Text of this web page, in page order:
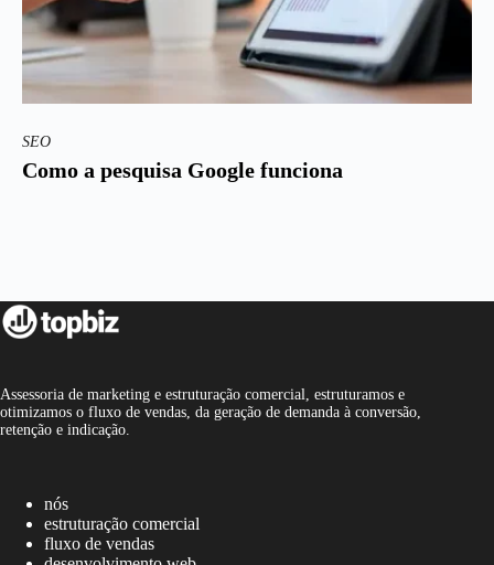
SEO
Como a pesquisa Google funciona
Assessoria de marketing e estruturação comercial, estruturamos e
otimizamos o fluxo de vendas, da geração de demanda à conversão,
retenção e indicação.
nós
estruturação comercial
fluxo de vendas